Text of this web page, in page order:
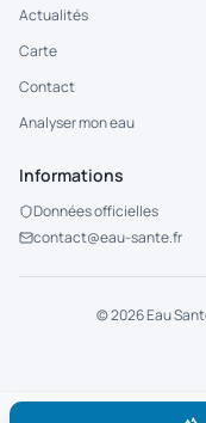
Actualités
Carte
Contact
Analyser mon eau
Informations
Données officielles
contact@eau-sante.fr
©2026Eau